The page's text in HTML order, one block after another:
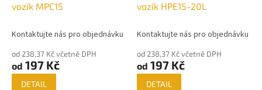
vozík MPC15
Kontaktujte nás pro objednávku
od 238,37 Kč včetně DPH
od 197 Kč
DETAIL
vozík HPE15-20L
Kontaktujte nás pro objednávku
od 238,37 Kč včetně DPH
od 197 Kč
DETAIL